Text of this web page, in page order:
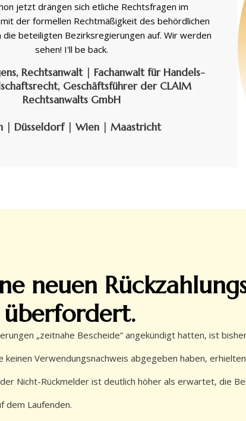
jetzt drängen sich etliche Rechtsfragen im
der formellen Rechtmäßigkeit des behördlichen
die beteiligten Bezirksregierungen auf. Wir werden
sehen! I'll be back.
Rechtsanwalt | Fachanwalt für Handels-
Geschäftsführer der CLAIM
Rechtsanwalts GmbH
| Düsseldorf | Wien | Maastricht
neuen
„zeitnahe Bescheide“ angekündigt hatten, ist
keinen Verwendungsnachweis abgegeben haben,
Nicht-Rückmelder ist deutlich höher als erwartet, die
dem Laufenden.